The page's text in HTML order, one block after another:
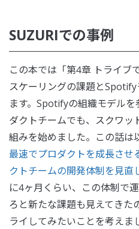
SUZURIでの事例
この本では「第4章 トライブ
スケーリングの課題と
ます。Spotifyの組織モデル
ダクトチームでも、スクワッ
組みを始めました。この話は
最速でプロダクトを成長させ
クトチームの開発体制を見直
に4ヶ月くらい、この体制で
ろと新たな課題も見えてきた
ライしてみたいことを考え